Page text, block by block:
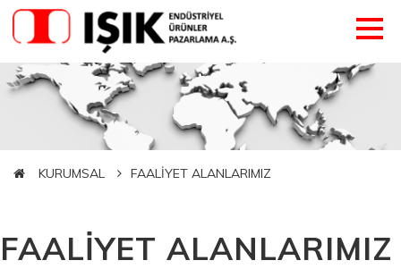
KURUMSAL FAALİYET ALANLARIMIZ
FAALİYET ALANLARIMIZ